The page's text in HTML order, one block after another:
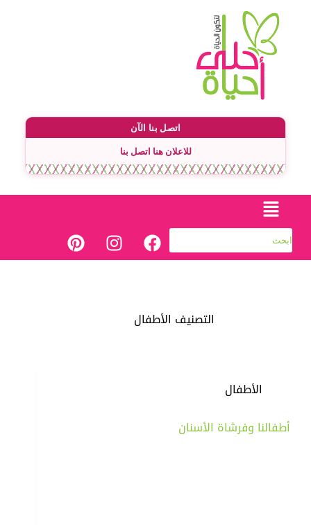
اتصل بنا الآن
للاعلان هنا اتصل بنا
التصنيف الأطفال
الأطفال
أطفالنا وفرشاة الأسنان